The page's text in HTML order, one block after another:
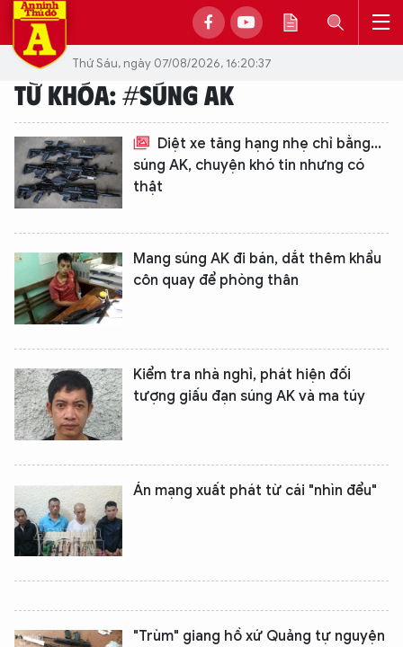
Thứ Sáu, ngày 07/08/2026, 16:20:37
TỪ KHÓA: #SÚNG AK
Diệt xe tăng hạng nhẹ chỉ bằng...
súng AK, chuyện khó tin nhưng có
thật
Mang súng AK đi bán, dắt thêm khẩu
côn quay để phòng thân
Kiểm tra nhà nghỉ, phát hiện đối
tượng giấu đạn súng AK và ma túy
Án mạng xuất phát từ cái "nhìn đểu"
"Trùm" giang hồ xứ Quảng tự nguyện